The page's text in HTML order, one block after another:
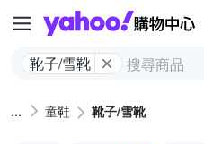
靴子/雪靴
童鞋 靴子/雪靴